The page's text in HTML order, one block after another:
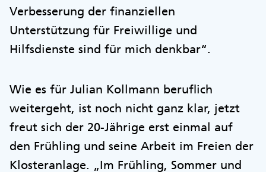
Verbesserung der finanziellen
Unterstützung für Freiwillige und
Hilfsdienste sind für mich denkbar“.
Wie es für Julian Kollmann beruflich
weitergeht, ist noch nicht ganz klar, jetzt
freut sich der 20-Jährige erst einmal auf
den Frühling und seine Arbeit im Freien der
Klosteranlage. „Im Frühling, Sommer und